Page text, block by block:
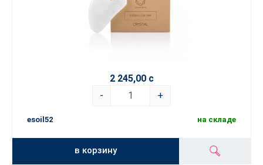
2 245,00 с
-
+
esoil52 на складе
в корзину